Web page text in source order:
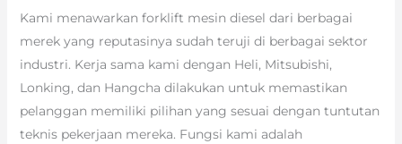
Kami menawarkan forklift mesin diesel dari berbagai
merek yang reputasinya sudah teruji di berbagai sektor
industri. Kerja sama kami dengan Heli, Mitsubishi,
Lonking, dan Hangcha dilakukan untuk memastikan
pelanggan memiliki pilihan yang sesuai dengan tuntutan
teknis pekerjaan mereka. Fungsi kami adalah